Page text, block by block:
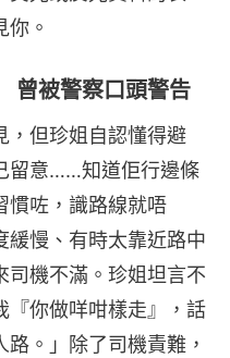
。
被警察口頭警告
，但珍姐自認懂得避
留意……知道佢行邊條
慣咗，識路線就唔
緩慢、有時太靠近路中
司機不滿。珍姐坦言不
『你做咩咁樣走』，話
。」除了司機責難，